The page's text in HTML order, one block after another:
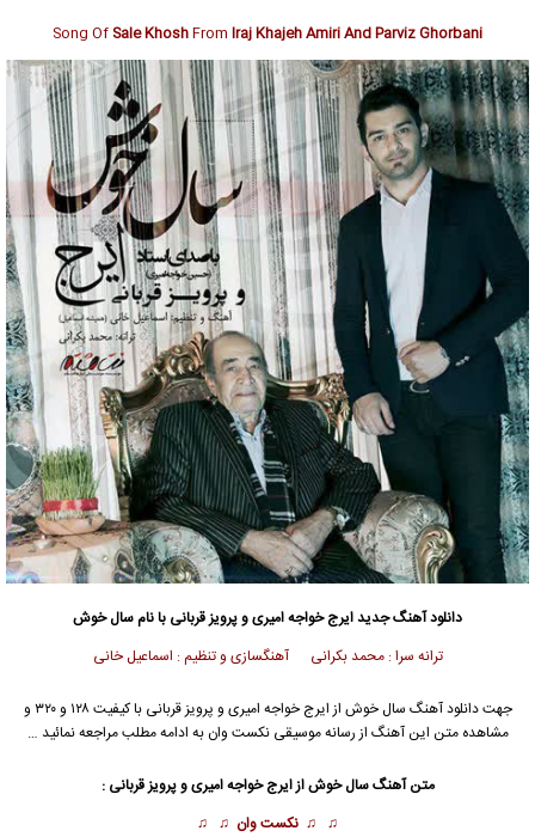
Song Of Sale KhoshFrom Iraj Khajeh Amiri And Parviz Ghorbani
دانلود آهنگ جدیدایرج خواجه امیریو پرویز قربانی با نام سال خوش
ترانه سرا : محمد بکرانی آهنگسازی و تنظیم : اسماعیل خانی
جهت دانلود آهنگ سال خوش از ایرج خواجه امیری
و پرویز قربانی با کیفیت ۱۲۸ و ۳۲۰ و
مشاهده متن این آهنگ از رسانه موسیقی نکست وان به ادامه مطلب مراجعه نمائید …
متن آهنگسال خوشازایرج خواجه امیریو پرویز قربانی :
♫ ♫ نکست وان ♫ ♫